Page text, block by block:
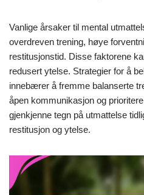
Vanlige årsaker til mental
overdreven trening, høye
restitusjonstid. Disse faktorene
redusert ytelse. Strategier for å
innebærer å fremme balanserte
åpen kommunikasjon og
gjenkjenne tegn på utmattelse
restitusjon og ytelse.